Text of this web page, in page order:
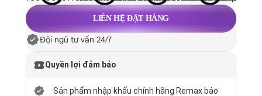
LIÊN HỆ ĐẶT HÀNG
Đội ngũ tư vấn 24/7
Quyền lợi đảm bảo
Sản phẩm nhập khẩu chính hãng Remax bảo